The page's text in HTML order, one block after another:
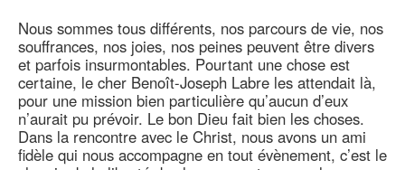
Nous sommes tous différents, nos parcours de vie, nos
souffrances, nos joies, nos peines peuvent être divers
et parfois insurmontables. Pourtant une chose est
certaine, le cher Benoît-Joseph Labre les attendait là,
pour une mission bien particulière qu’aucun d’eux
n’aurait pu prévoir. Le bon Dieu fait bien les choses.
Dans la rencontre avec le Christ, nous avons un ami
fidèle qui nous accompagne en tout évènement, c’est le